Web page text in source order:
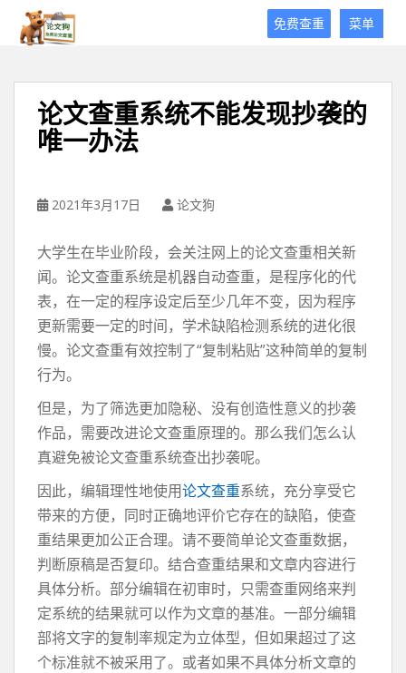
菜单
免费查重
论文查重系统不能发现抄袭的
唯一办法
2021年3月17日 论文狗
大学生在毕业阶段，会关注网上的论文查重相关新
闻。论文查重系统是机器自动查重，是程序化的代
表，在一定的程序设定后至少几年不变，因为程序
更新需要一定的时间，学术缺陷检测系统的进化很
慢。论文查重有效控制了“复制粘贴”这种简单的复制
行为。
但是，为了筛选更加隐秘、没有创造性意义的抄袭
作品，需要改进论文查重原理的。那么我们怎么认
真避免被论文查重系统查出抄袭呢。
因此，编辑理性地使用论文查重系统，充分享受它
带来的方便，同时正确地评价它存在的缺陷，使查
重结果更加公正合理。请不要简单论文查重数据，
判断原稿是否复印。结合查重结果和文章内容进行
具体分析。部分编辑在初审时，只需查重网络来判
定系统的结果就可以作为文章的基准。一部分编辑
部将文字的复制率规定为立体型，但如果超过了这
个标准就不被采用了。或者如果不具体分析文章的